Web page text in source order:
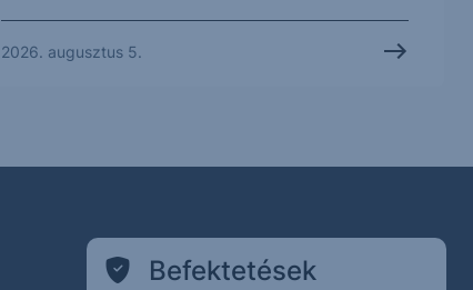
2026. augusztus 5.
Befektetések